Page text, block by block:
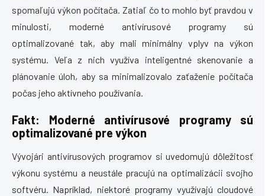
spomaľujú výkon počítača. Zatiaľ čo to mohlo byť pravdou v
minulosti, moderné antivírusové programy sú
optimalizované tak, aby mali minimálny vplyv na výkon
systému. Veľa z nich využíva inteligentné skenovanie a
plánovanie úloh, aby sa minimalizovalo zaťaženie počítača
počas jeho aktívneho používania.
Fakt: Moderné antivírusové programy sú
optimalizované pre výkon
Vývojári antivírusových programov si uvedomujú dôležitosť
výkonu systému a neustále pracujú na optimalizácii svojho
softvéru. Napríklad, niektoré programy využívajú cloudové